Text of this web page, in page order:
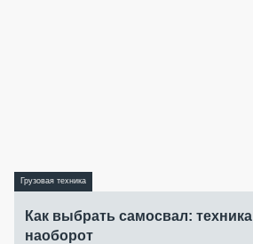
Грузовая техника
Как выбрать самосвал:
наоборот